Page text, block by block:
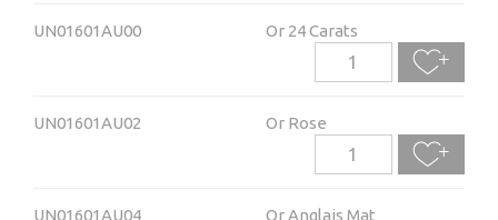
UN01601AU00 Or 24 Carats
UN01601AU02 Or Rose
UN01601AU04 Or Anglais Mat